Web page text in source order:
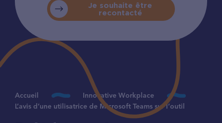
Je souhaite être
recontacté
Accueil
Innovative Workplace
L’avis d’une utilisatrice de Microsoft Teams sur l’outil